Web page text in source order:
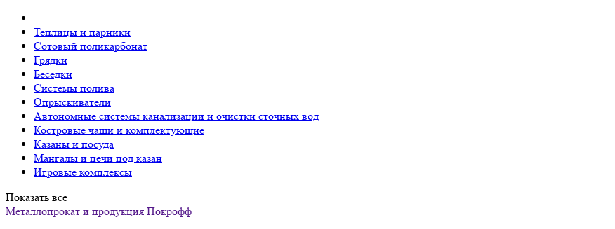
Теплицы и парники
Сотовый поликарбонат
Грядки
Беседки
Системы полива
Опрыскиватели
Автономные системы канализации и очистки сточных вод
Костровые чаши и комплектующие
Казаны и посуда
Мангалы и печи под казан
Игровые комплексы
Показать все
Металлопрокат и продукция Покрофф